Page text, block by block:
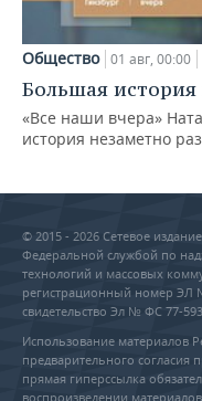
Общество 01 авг, 00:00
Большая
«Все наши вчера»
история незаметно
© 2015 - 2026 Сетевое
Федеральной службой по
технологий и массовых
регистрационный номер ЭЛ
свидетельство Эл № ФС 77-
Использование материалов
предварительного согласия
прямая гиперссылка
воспроизведении материалов.